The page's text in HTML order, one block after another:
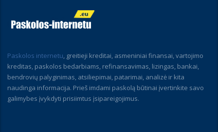
Paskolos internetu, greitieji kreditai, asmeniniai finansai, vartojimo
kreditas, paskolos bedarbiams, refinansavimas, lizingas, bankai,
bendrovių palyginimas, atsiliepimai, patarimai, analizė ir kita
naudinga informacija. Prieš imdami paskolą būtinai įvertinkite savo
galimybes įvykdyti prisiimtus įsipareigojimus.